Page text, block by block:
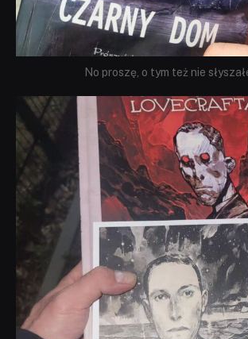
No proszę, o tym też nie
dobryhorror
Wrz 19